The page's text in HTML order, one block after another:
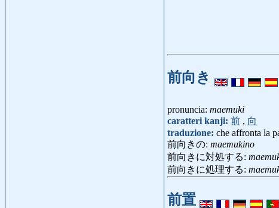
前向き
pronuncia: maemuki
caratteri kanji: 前 , 向
traduzione: che affronta la
前向きの: maemukino
前向きに対処する:
前向きに処理する:
前置